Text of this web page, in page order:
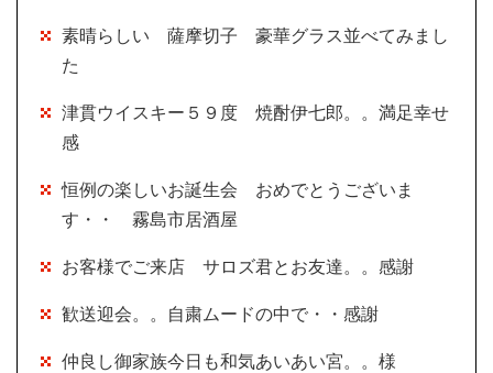
素晴らしい 薩摩切子 豪華グラス並べてみまし
た
津貫ウイスキー５９度 焼酎伊七郎。。満足幸せ
感
恒例の楽しいお誕生会 おめでとうございま
す・・ 霧島市居酒屋
お客様でご来店 サロズ君とお友達。。感謝
歓送迎会。。自粛ムードの中で・・感謝
仲良し御家族今日も和気あいあい宮。。様